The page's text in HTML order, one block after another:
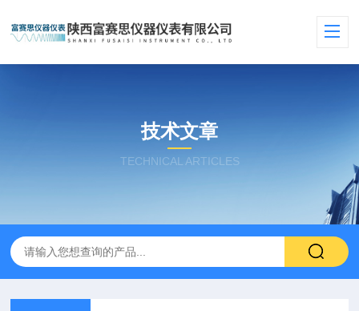
技术文章
TECHNICAL ARTICLES